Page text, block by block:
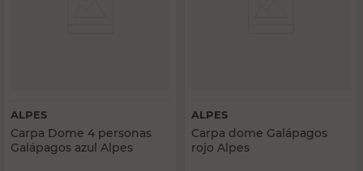
ALPES
Carpa Dome 4 personas
Galápagos azul Alpes
ALPES
Carpa dome Galápagos
rojo Alpes